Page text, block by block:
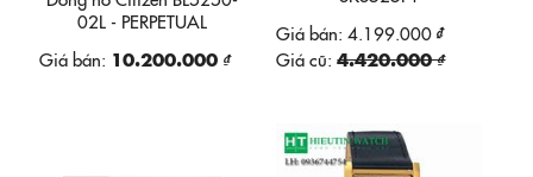
02L - PERPETUAL
CHRONOGRAPH
Giá bán: 10.200.000 ₫
Giá bán: 4.199.000 ₫
Giá cũ: 4.420.000 ₫